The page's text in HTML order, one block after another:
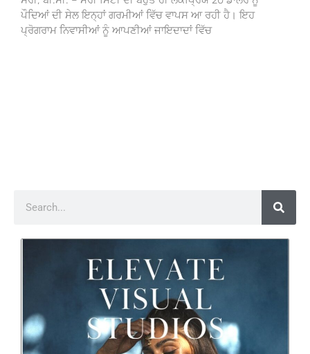
ਪੌਦਿਆਂ ਦੀ ਸੇਲ ਇਨ੍ਹਾਂ ਗਰਮੀਆਂ ਵਿੱਚ ਵਾਪਸ ਆ ਰਹੀ ਹੈ। ਇਹ
ਪ੍ਰੋਗਰਾਮ ਨਿਵਾਸੀਆਂ ਨੂੰ ਆਪਣੀਆਂ ਜਾਇਦਾਦਾਂ ਵਿੱਚ